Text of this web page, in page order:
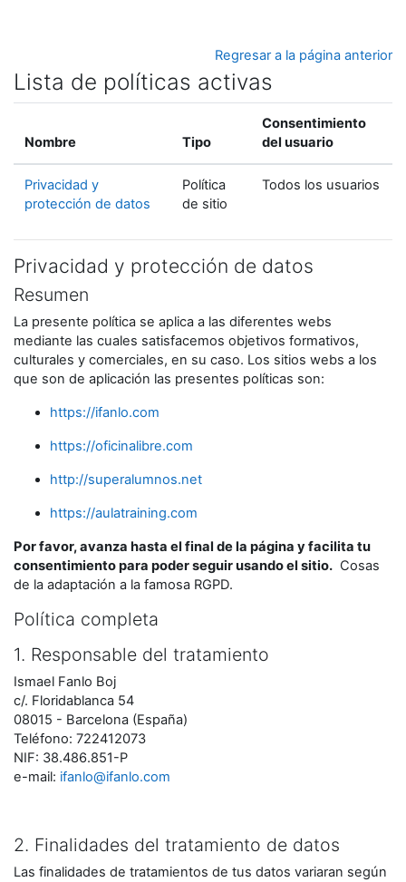
Regresar a la página anterior
Lista de políticas activas
Nombre Tipo
Consentimiento
del usuario
Privacidad y
protección de datos
Política
de sitio
Todos los usuarios
Privacidad y protección de datos
Resumen
La presente política se aplica a las diferentes webs
mediante las cuales satisfacemos objetivos formativos,
culturales y comerciales, en su caso. Los sitios webs a los
que son de aplicación las presentes políticas son:
https://ifanlo.com
https://oficinalibre.com
http://superalumnos.net
https://aulatraining.com
Por favor, avanza hasta el final de la página y facilita tu
consentimiento para poder seguir usando el sitio. Cosas
de la adaptación a la famosa RGPD.
Política completa
1. Responsable del tratamiento
Ismael Fanlo Boj
c/. Floridablanca 54
08015 - Barcelona (España)
Teléfono: 722412073
NIF: 38.486.851-P
e-mail: ifanlo@ifanlo.com
2. Finalidades del tratamiento de datos
Las finalidades de tratamientos de tus datos variaran según